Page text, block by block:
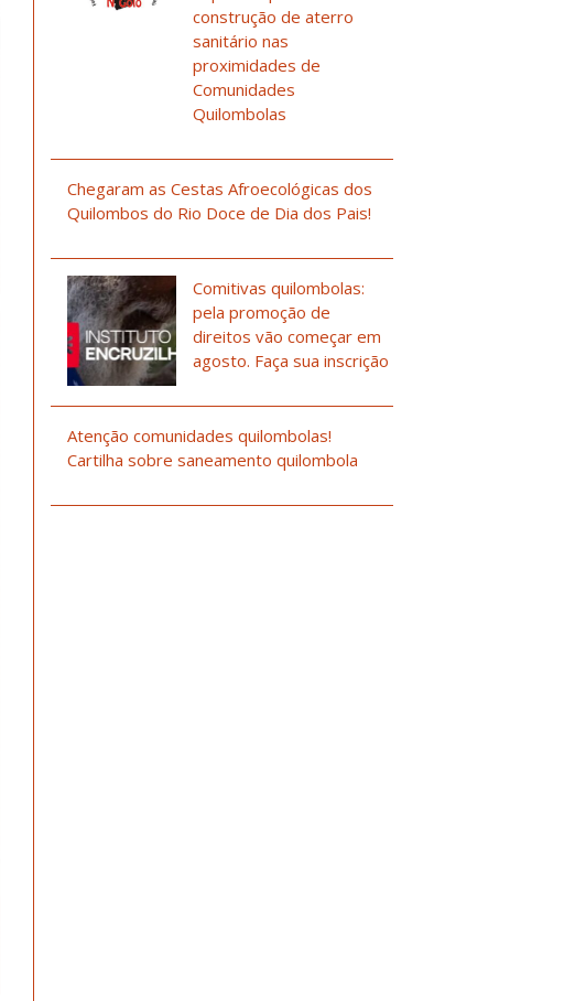
construção de aterro
sanitário nas
proximidades de
Comunidades
Quilombolas
Chegaram as Cestas Afroecológicas dos
Quilombos do Rio Doce de Dia dos Pais!
Comitivas quilombolas:
pela promoção de
direitos vão começar em
agosto. Faça sua inscrição
Atenção comunidades quilombolas!
Cartilha sobre saneamento quilombola